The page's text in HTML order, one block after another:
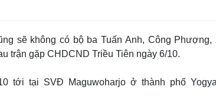
sẽ không có bộ ba Tuấn Anh, Công Phượng,
trận gặp CHDCND Triều Tiên ngày 6/10.
tới tại SVĐ Maguwoharjo ở thành phố